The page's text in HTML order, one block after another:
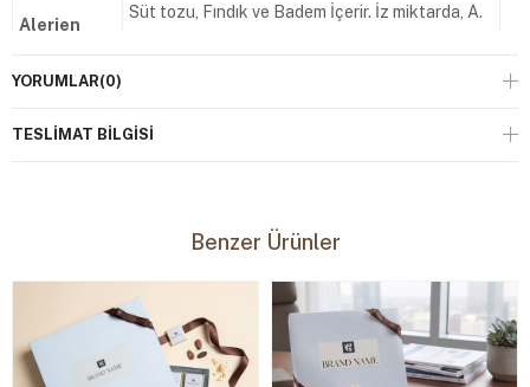
Alerjen
Süt tozu, Fındık ve Badem İçerir. İz miktarda, A.
Koşulları:
ediniz. Buzdolabına koymayınız.
MELODİ ÇİKOLATA VE GIDA SANAYİ A.Ş
Adres:
Zafer Mahallesi Doğan Araslı caddesi 133
sokak No: 4 Esenyurt İstanbul Tel : +90 212 620
30 30 Faks : +90 212 620 00 07
www.melodi.com.tr İşletme Kayıt No: TR-34-K-
YORUMLAR(0)
TESLIMAT BILGISI
Benzer Ürünler